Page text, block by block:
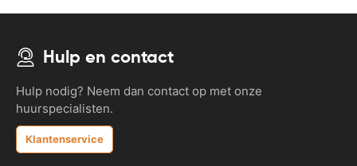
Hulp en contact
Hulp nodig? Neem dan contact op met onze
huurspecialisten.
Klantenservice